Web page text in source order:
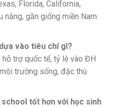
Florida, California,
nắng, gần giống miền Nam
vào tiêu chí gì?
trợ quốc tế, tỷ lệ vào ĐH
trường sống, đặc thù
tốt hơn với học sinh